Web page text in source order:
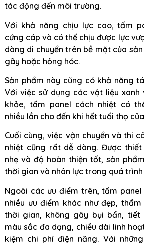
tác động đến môi trường.
Với khả năng chịu lực cao, tấm
cứng cáp và có thể chịu được lực
dàng di chuyển trên bề mặt của
gãy hoặc hỏng hóc.
Sản phẩm này cũng có khả năng
Với việc sử dụng các vật liệu xanh
khỏe, tấm panel cách nhiệt có
nhiều lần cho đến khi hết tuổi thọ
Cuối cùng, việc vận chuyển và thi
nhiệt cũng rất dễ dàng. Được
nhẹ và độ hoàn thiện tốt, sản
thời gian và nhân lực trong quá
Ngoài các ưu điểm trên, tấm
nhiều ưu điểm khác như đẹp,
thời gian, không gây bụi bẩn, tiết
màu sắc đa dạng, chiều dài linh
kiệm chi phí điện năng. Với